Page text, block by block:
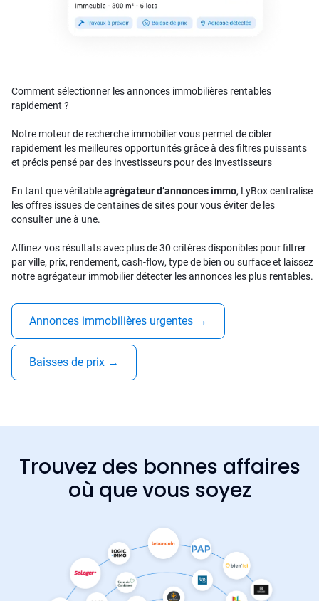
Comment sélectionner les annonces immobilières rentables
rapidement ?
Notre moteur de recherche immobilier vous permet de cibler
rapidement les meilleures opportunités grâce à des filtres puissants
et précis pensé par des investisseurs pour des investisseurs
En tant que véritableagrégateur d’annonces immo, LyBox centralise
les offres issues de centaines de sites pour vous éviter de les
consulter une à une.
Affinez vos résultats avec plus de 30 critères disponibles pour filtrer
par ville, prix, rendement, cash-flow, type de bien ou surface et laissez
notre agrégateur immobilier détecter les annonces les plus rentables.
Annonces immobilières urgentes →
Baisses de prix →
Trouvez des bonnes affaires
où que vous soyez